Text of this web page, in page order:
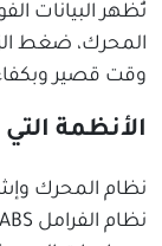
تُظهر البيانات
المحرك، ضغط
وقت قصير
الأنظمة
نظام المحرك